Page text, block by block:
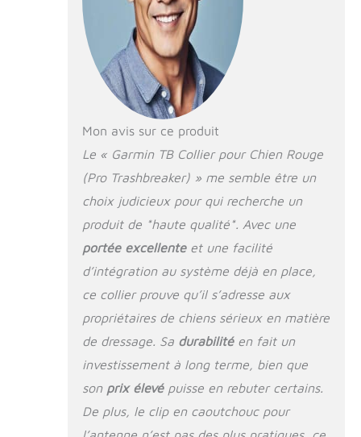
technologie
avancée de
correction d'écorce
Gamme/fréquence :
portée de 6,4 km
avec fréquence
déchets Pro
appareil TB 10, une
sangle de collier
rouge de 1,9 cm, un
adaptateur secteur,
un clip de charge,
un ensemble de
avec clé, un manuel
(français non
garanti)
Mon avis sur ce produit
Le « Garmin TB Collier pour Chien Rouge
(Pro Trashbreaker) » me semble être un
choix judicieux pour qui recherche un
produit de *haute qualité*. Avec une
portée excellenteet une facilité
d’intégration au système déjà en place,
ce collier prouve qu’il s’adresse aux
propriétaires de chiens sérieux en matière
de dressage. Sa durabilitéen fait un
investissement à long terme, bien que
son prix élevépuisse en rebuter certains.
De plus, le clip en caoutchouc pour